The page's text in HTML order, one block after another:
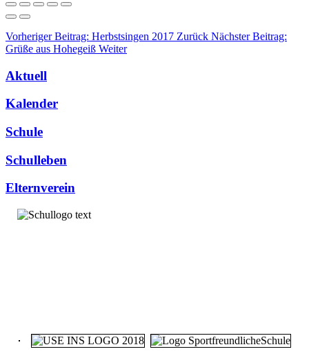
Vorheriger Beitrag: Herbstsingen 2017 Zurück Nächster Beitrag:
Grüße aus Hohegeiß Weiter
Aktuell
Kalender
Schule
Schulleben
Elternverein